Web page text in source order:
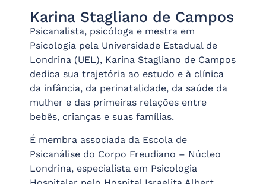
Karina Stagliano de Campos
Psicanalista, psicóloga e mestra em
Psicologia pela Universidade Estadual de
Londrina (UEL), Karina Stagliano de Campos
dedica sua trajetória ao estudo e à clínica
da infância, da perinatalidade, da saúde da
mulher e das primeiras relações entre
bebês, crianças e suas famílias.
É membra associada da Escola de
Psicanálise do Corpo Freudiano – Núcleo
Londrina, especialista em Psicologia